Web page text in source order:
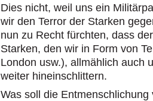
Dies nicht, weil uns ein
wir den Terror der Starken
nun zu Recht fürchten, dass
Starken, den wir in Form von
London usw.), allmählich auch
weiter hineinschlittern.
Was soll die